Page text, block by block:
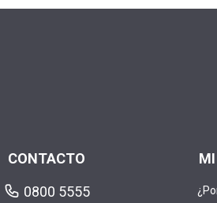
CONTACTO
0800 5555